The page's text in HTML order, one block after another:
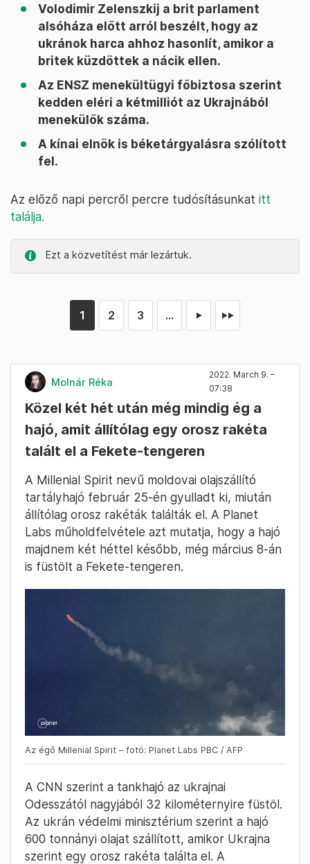
Volodimir Zelenszkij a brit parlament
alsóháza előtt arról beszélt, hogy az
ukránok harca ahhoz hasonlít, amikor a
britek küzdöttek a nácik ellen.
Az ENSZ menekültügyi főbiztosa szerint
kedden eléri a kétmilliót az Ukrajnából
menekülők száma.
A kínai elnök is béketárgyalásra szólított
fel.
Az előző napi percről percre tudósításunkat itt
találja.
Ezt a közvetítést már lezártuk.
1 2 3 ... ► ►►
Molnár Réka
2022. March 9. –
07:38
Közel két hét után még mindig ég a
hajó, amit állítólag egy orosz rakéta
talált el a Fekete-tengeren
A Millenial Spirit nevű moldovai olajszállító
tartályhajó február 25-én gyulladt ki, miután
állítólag orosz rakéták találták el. A Planet
Labs műholdfelvétele azt mutatja, hogy a hajó
majdnem két héttel később, még március 8-án
is füstölt a Fekete-tengeren.
Az égő Millenial Spirit – fotó: Planet Labs PBC / AFP
A CNN szerint a tankhajó az ukrajnai
Odesszától nagyjából 32 kilométernyire füstöl.
Az ukrán védelmi minisztérium szerint a hajó
600 tonnányi olajat szállított, amikor Ukrajna
szerint egy orosz rakéta találta el. A